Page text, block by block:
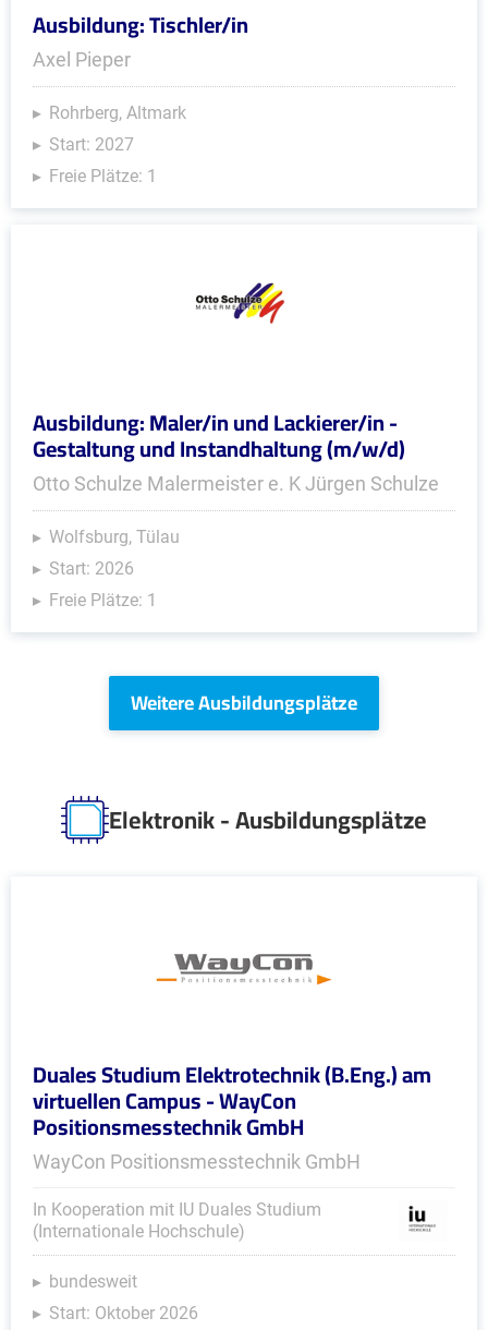
Ausbildung: Tischler/in
Axel Pieper
Rohrberg, Altmark
Start: 2027
Freie Plätze: 1
Ausbildung: Maler/in und Lackierer/in -
Gestaltung und Instandhaltung (m/w/d)
Otto Schulze Malermeister e. K Jürgen Schulze
Wolfsburg, Tülau
Start: 2026
Freie Plätze: 1
Weitere Ausbildungsplätze
Elektronik - Ausbildungsplätze
Duales Studium Elektrotechnik (B.Eng.) am
virtuellen Campus - WayCon
Positionsmesstechnik GmbH
WayCon Positionsmesstechnik GmbH
In Kooperation mit IU Duales Studium
(Internationale Hochschule)
bundesweit
Start: Oktober 2026